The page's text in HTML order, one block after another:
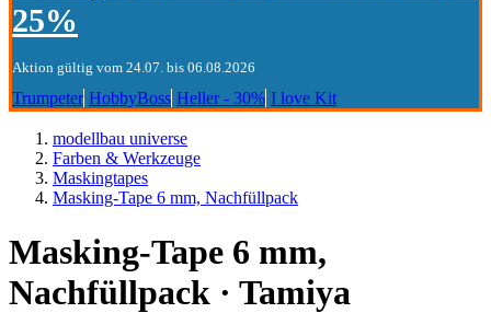
25%
Aktion gültig vom 24.07. bis 06.08.2026
Trumpeter HobbyBoss Heller - 30% I love Kit
modellbau universe
Farben & Werkzeuge
Maskingtapes
Masking-Tape 6 mm, Nachfüllpack
Masking-Tape 6 mm,
Nachfüllpack · Tamiya